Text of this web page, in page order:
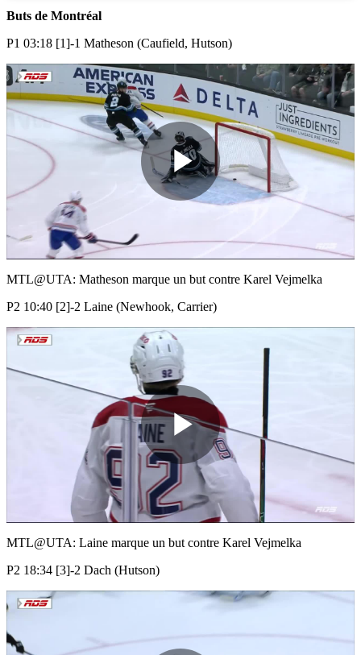
Buts de Montréal
P1 03:18 [1]-1 Matheson (Caufield, Hutson)
Play
Video
MTL@UTA: Matheson marque un but contre Karel Vejmelka
P2 10:40 [2]-2 Laine (Newhook, Carrier)
Play
Video
MTL@UTA: Laine marque un but contre Karel Vejmelka
P2 18:34 [3]-2 Dach (Hutson)